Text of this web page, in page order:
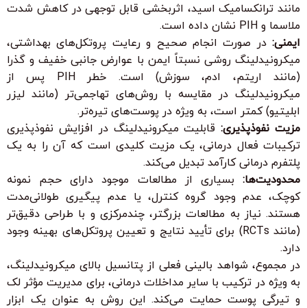
مانند ترانکسامیک اسید، اثربخشی قابل توجهی در کاهش شدت
ملاسما و PIH نشان داده است.
ایمنی: در صورت انجام صحیح و رعایت پروتکل‌های بهداشتی،
میکرونیدلینگ روشی نسبتاً ایمن با عوارض جانبی خفیف و گذرا
(مانند اریتم، ادم، سوزش) است. خطر PIH پس از
میکرونیدلینگ در مقایسه با روش‌های تهاجمی‌تر (مانند لیزر
ابلیتیو) کمتر است، به ویژه در پوست‌های تیره‌تر.
مزیت نفوذپذیری:قابلیت میکرونیدلینگ در افزایش نفوذپذیری
ترکیبات فعال درمانی، یک مزیت کلیدی است که آن را به یک
پلتفرم درمانی کارآمد تبدیل می‌کند.
محدودیت‌ها: بسیاری از مطالعات موجود دارای حجم نمونه
کوچک، عدم وجود گروه کنترل، یا عدم پیگیری طولانی‌مدت
هستند. نیاز به مطالعات بزرگتر، چندمرکزی و با طراحی دقیق‌تر
(مانند RCTs) برای تأیید نتایج و تعیین پروتکل‌های بهینه وجود
دارد.
در مجموع، شواهد بالینی فعلی از پتانسیل بالای میکرونیدلینگ،
به ویژه در ترکیب با سایر مداخلات درمانی، برای مدیریت مؤثر لک
و تیرگی پوست حمایت می‌کند. این روش به عنوان یک ابزار